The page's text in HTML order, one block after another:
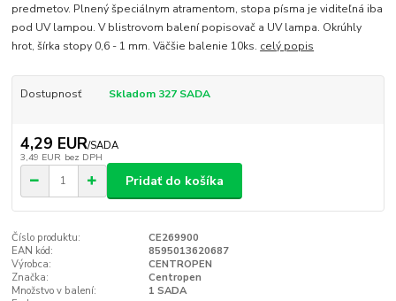
predmetov. Plnený špeciálnym atramentom, stopa písma je viditeľná iba
pod UV lampou. V blistrovom balení popisovač a UV lampa. Okrúhly
hrot, šírka stopy 0,6 - 1 mm. Väčšie balenie 10ks. celý popis
Dostupnosť Skladom 327 SADA
4,29 EUR/SADA
3,49 EUR bez DPH
Pridať do košíka
Číslo produktu:
CE269900
EAN kód:
8595013620687
Výrobca:
CENTROPEN
Značka:
Centropen
Množstvo v balení:
1 SADA